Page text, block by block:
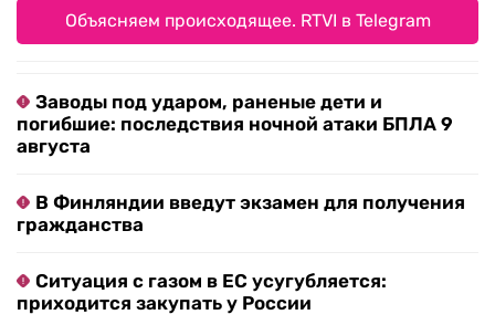
Объясняем происходящее. RTVI в Telegram
Заводы под ударом, раненые дети и
погибшие: последствия ночной атаки БПЛА 9
августа
В Финляндии введут экзамен для получения
гражданства
Ситуация с газом в ЕС усугубляется:
приходится закупать у России